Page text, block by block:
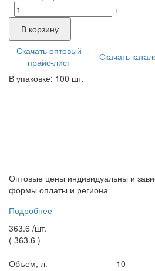
-
+
В корзину
Скачать оптовый
прайс-лист
Скачать
В упаковке: 100 шт.
Оптовые цены индивидуальны и
формы оплаты и региона
Подробнее
363.6 /шт.
( 363.6 )
Объем, л.
10